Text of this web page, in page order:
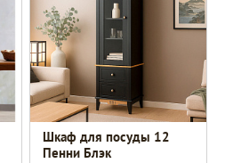
Шкаф для посуды 12
Пенни Блэк